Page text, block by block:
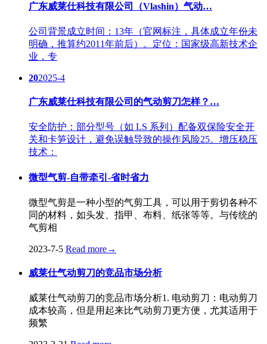
广东威莱仕科技有限公司（Vlashin）气动…
公司背景成立时间：13年（官网标注，具体成立年份未
明确，推算约2011年前后）。定位：国家级高新技术企
业，专
202025-4
广东威莱仕科技有限公司的气动剪刀怎样？…
安全防护：部分型号（如 LS 系列）配备双保险安全开
关和卡笋设计，避免误触导致的操作风险25。增压稳压
技术：
微型气剪-自带牵引-省时省力
微型气剪是一种小型的气剪工具，可以用于剪切各种不
同的材料，如头发、指甲、布料、纸张等等。与传统的
气剪相
2023-7-5 Read more→
威莱仕气动剪刀的竞品市场分析
威莱仕气动剪刀的竞品市场分析1. 电动剪刀：电动剪刀
成本较高，但是用起来比气动剪刀更方便，尤其适用于
频繁